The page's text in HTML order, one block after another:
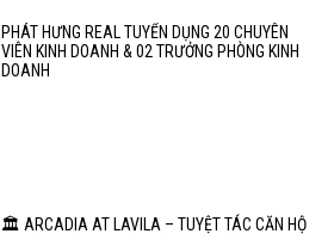
PHÁT HƯNG REAL TUYỂN DỤNG 20 CHUYÊN
VIÊN KINH DOANH & 02 TRƯỞNG PHÒNG KINH
DOANH
🏛️ ARCADIA AT LAVILA – TUYỆT TÁC CĂN HỘ